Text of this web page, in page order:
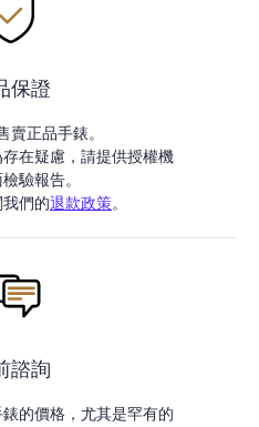
保證
賣正品手錶。
在疑慮，請提供授權機
驗報告。
們的退款政策。
諮詢
的價格，尤其是罕有的